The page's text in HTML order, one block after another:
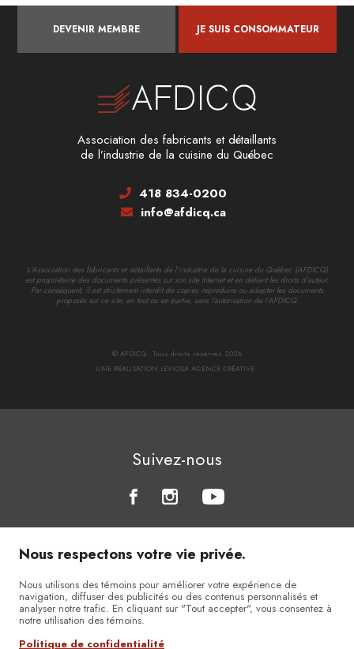
DEVENIR MEMBRE JE SUIS CONSOMMATEUR
Association des fabricants et détaillants
de l’industrie de la cuisine du Québec
418 834-0200
info@afdicq.ca
L’Association des fabricants et détaillants de l’industrie de la cuisine du Québec (AFDICQ)
est propriétaire des documents présentés sur son site Internet et en détient les droits d’auteur.
Par conséquent, il est strictement interdit de copier, reproduire ou adapter les documents
proposés sur ce site, en tout ou en partie, sans l’autorisation de l’AFDICQ.
© AFDICQ - Tous droits réservés 2026
UNE RÉALISATION LEVIOSA AGENCE CRÉATIVE
Suivez-nous
Nous respectons votre vie privée.
Nous utilisons des témoins pour améliorer votre expérience de
navigation, diffuser des publicités ou des contenus personnalisés et
analyser notre trafic. En cliquant sur "Tout accepter", vous consentez à
notre utilisation des témoins.
Politique de confidentialité